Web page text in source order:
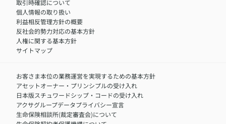
アクサグループについて
障害者採用
取引時確認について
個人情報の取り扱い
利益相反管理方針の概要
反社会的勢力対応の基本方針
人権に関する基本方針
サイトマップ
お客さま本位の業務運営を実現するための基本方針
アセットオーナー・プリンシプルの受け入れ
日本版スチュワードシップ・コードの受け入れ
アクサグループデータプライバシー宣言
生命保険相談所(裁定審査会)について